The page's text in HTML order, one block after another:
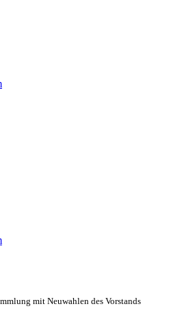
mit Neuwahlen des Vorstands